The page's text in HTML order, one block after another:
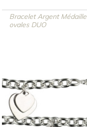
Bracelet Argent
ovales DUO